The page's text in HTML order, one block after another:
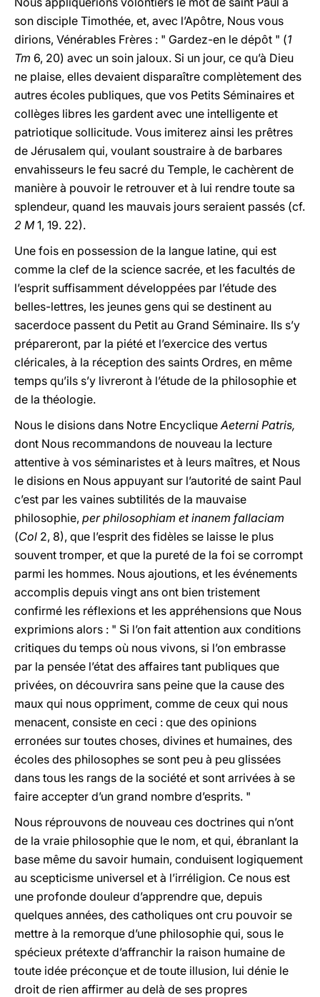
son disciple Timothée, et, avec l’Apôtre, Nous vous
dirions, Vénérables Frères : " Gardez-en le dépôt " (1
Tm 6, 20) avec un soin jaloux. Si un jour, ce qu’à Dieu
ne plaise, elles devaient disparaître complètement des
autres écoles publiques, que vos Petits Séminaires et
collèges libres les gardent avec une intelligente et
patriotique sollicitude. Vous imiterez ainsi les prêtres
de Jérusalem qui, voulant soustraire à de barbares
envahisseurs le feu sacré du Temple, le cachèrent de
manière à pouvoir le retrouver et à lui rendre toute sa
splendeur, quand les mauvais jours seraient passés (cf.
2 M1, 19. 22).
Une fois en possession de la langue latine, qui est
comme la clef de la science sacrée, et les facultés de
l’esprit suffisamment développées par l’étude des
belles-lettres, les jeunes gens qui se destinent au
sacerdoce passent du Petit au Grand Séminaire. Ils s’y
prépareront, par la piété et l’exercice des vertus
cléricales, à la réception des saints Ordres, en même
temps qu’ils s’y livreront à l’étude de la philosophie et
de la théologie.
Nous le disions dans Notre EncycliqueAeterni Patris,
dont Nous recommandons de nouveau la lecture
attentive à vos séminaristes et à leurs maîtres, et Nous
le disions en Nous appuyant sur l’autorité de saint Paul
c’est par les vaines subtilités de la mauvaise
philosophie, per philosophiam et inanem fallaciam
(Col 2, 8), que l’esprit des fidèles se laisse le plus
souvent tromper, et que la pureté de la foi se corrompt
parmi les hommes. Nous ajoutions, et les événements
accomplis depuis vingt ans ont bien tristement
confirmé les réflexions et les appréhensions que Nous
exprimions alors : " Si l’on fait attention aux conditions
critiques du temps où nous vivons, si l’on embrasse
par la pensée l’état des affaires tant publiques que
privées, on découvrira sans peine que la cause des
maux qui nous oppriment, comme de ceux qui nous
menacent, consiste en ceci : que des opinions
erronées sur toutes choses, divines et humaines, des
écoles des philosophes se sont peu à peu glissées
dans tous les rangs de la société et sont arrivées à se
faire accepter d’un grand nombre d’esprits. "
Nous réprouvons de nouveau ces doctrines qui n’ont
de la vraie philosophie que le nom, et qui, ébranlant la
base même du savoir humain, conduisent logiquement
au scepticisme universel et à l’irréligion. Ce nous est
une profonde douleur d’apprendre que, depuis
quelques années, des catholiques ont cru pouvoir se
mettre à la remorque d’une philosophie qui, sous le
spécieux prétexte d’affranchir la raison humaine de
toute idée préconçue et de toute illusion, lui dénie le
droit de rien affirmer au delà de ses propres